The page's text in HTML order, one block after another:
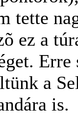
tette
ez a
a
is.